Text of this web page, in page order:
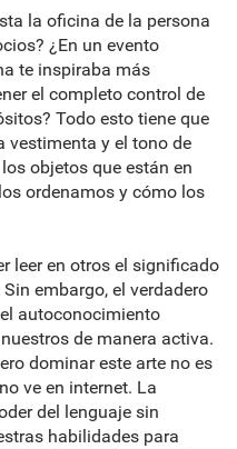
la oficina de la persona
¿En un evento
te inspiraba más
el completo control de
Todo esto tiene que
vestimenta y el tono de
objetos que están en
ordenamos y cómo los
leer en otros el significado
embargo, el verdadero
autoconocimiento
de manera activa.
dominar este arte no es
ve en internet. La
del lenguaje sin
habilidades para